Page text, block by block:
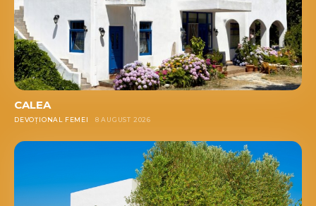
CALEA
DEVOȚIONAL FEMEI 8 AUGUST 2026